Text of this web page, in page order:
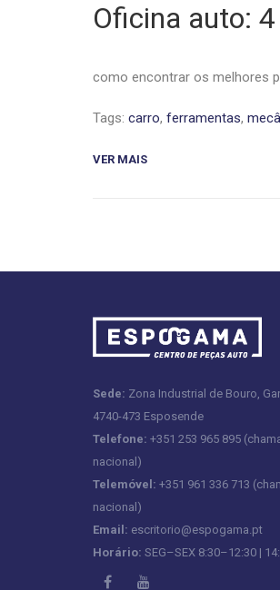
Oficina auto:
como encontrar os melhores
Tags: carro, ferramentas,
VER MAIS
Sede: Zona Industrial de Bouro,
4740-473 Esposende
Telefone: +351 253 965 895
nacional)
Telemóvel: +351 961 336 713
nacional)
Email: escritorio@espogama.pt
Horário: SEG–SEX 8:30–12:30 |